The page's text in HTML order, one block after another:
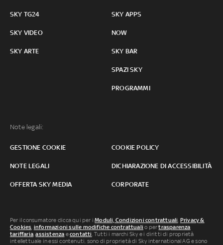
SKY TG24
SKY VIDEO
SKY ARTE
SKY APPS
NOW
SKY BAR
SPAZI SKY
PROGRAMMI
Note legali:
GESTIONE COOKIE COOKIE POLICY
NOTE LEGALI DICHIARAZIONE DI ACCESSIBILITÀ
OFFERTA SKY MEDIA CORPORATE
Per il consumatore clicca qui per iModuli, Condizioni contrattuali Privacy &
Cookies informazioni sulle modifiche contrattuali o pertrasparenza
tariffaria ,assistenza econtatti . Tutti i marchi Sky e i diritti di proprietà
intellettuale in essi contenuti, sono di proprietà di Sky international AG e sono